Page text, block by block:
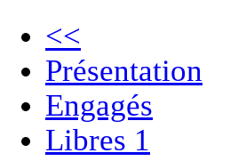
<<
Présentation
Engagés
Libres 1